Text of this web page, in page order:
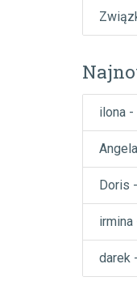
ilona -
Angela
Doris -
irmina
darek -